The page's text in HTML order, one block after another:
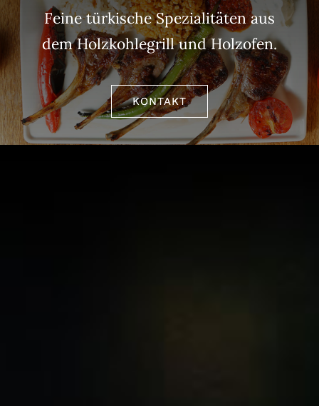
Feine türkische Spezialitäten aus
dem Holzkohlegrill und Holzofen.
KONTAKT